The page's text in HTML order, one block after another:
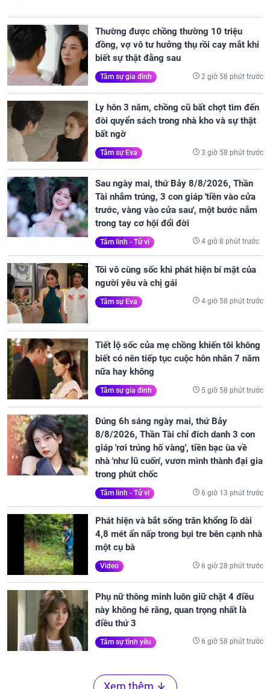
Thường được chồng thường 10 triệu
đồng, vợ vô tư hưởng thụ rồi cay mắt khi
biết sự thật đằng sau
Tâm sự gia đình 2 giờ 58 phút trước
Ly hôn 3 năm, chồng cũ bất chợt tìm đến
đòi quyển sách trong nhà kho và sự thật
bất ngờ
Tâm sự Eva 3 giờ 58 phút trước
Sau ngày mai, thứ Bảy 8/8/2026, Thần
Tài nhắm trúng, 3 con giáp 'tiền vào cửa
trước, vàng vào cửa sau', một bước nắm
trong tay cơ hội đổi đời
Tâm linh - Tử vi 4 giờ 8 phút trước
Tôi vô cùng sốc khi phát hiện bí mật của
người yêu và chị gái
Tâm sự Eva 4 giờ 58 phút trước
Tiết lộ sốc của mẹ chồng khiến tôi không
biết có nên tiếp tục cuộc hôn nhân 7 năm
nữa hay không
Tâm sự gia đình 5 giờ 58 phút trước
Đúng 6h sáng ngày mai, thứ Bảy
8/8/2026, Thần Tài chỉ đích danh 3 con
giáp 'rơi trúng hố vàng', tiền bạc ùa về
nhà 'như lũ cuốn', vươn mình thành đại gia
trong phút chốc
Tâm linh - Tử vi 6 giờ 13 phút trước
Phát hiện và bắt sống trăn khổng lồ dài
4,8 mét ẩn nấp trong bụi tre bên cạnh nhà
một cụ bà
Video 6 giờ 28 phút trước
Phụ nữ thông minh luôn giữ chặt 4 điều
này không hé răng, quan trọng nhất là
điều thứ 3
Tâm sự tình yêu 6 giờ 58 phút trước
Xem thêm